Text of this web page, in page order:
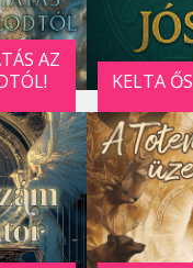
AZ
KELTA
felhasználónév